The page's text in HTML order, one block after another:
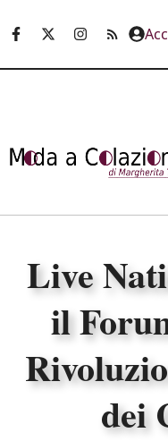
Live
il
dei